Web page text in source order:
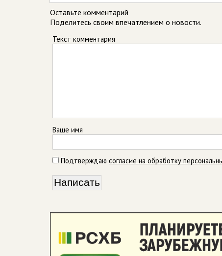
Оставьте комментарий
Поделитесь своим впечатлением о новости.
Текст комментария
Ваше имя
Подтверждаю согласие на обработку